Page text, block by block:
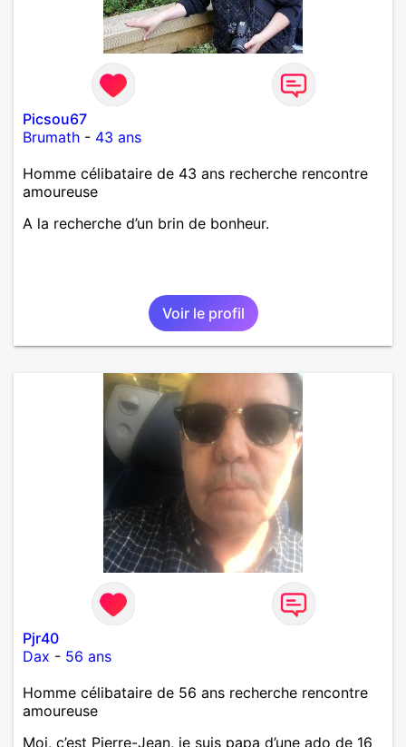
Picsou67
Brumath - 43 ans
Homme célibataire de 43 ans recherche rencontre
amoureuse
A la recherche d’un brin de bonheur.
Voir le profil
Pjr40
Dax - 56 ans
Homme célibataire de 56 ans recherche rencontre
amoureuse
Moi, c’est Pierre-Jean, je suis papa d’une ado de 16